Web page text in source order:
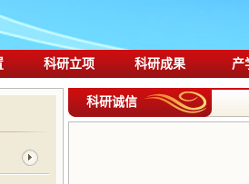
科研立项 科研成果 产
科研诚信